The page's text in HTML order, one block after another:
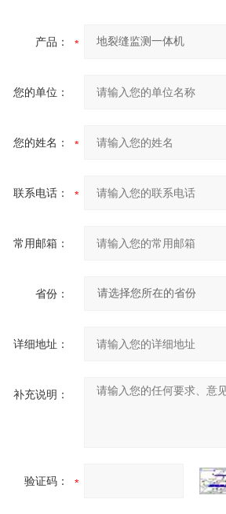
产品：
您的单位：
您的姓名：
联系电话：
常用邮箱：
省份：
详细地址：
补充说明：
验证码：